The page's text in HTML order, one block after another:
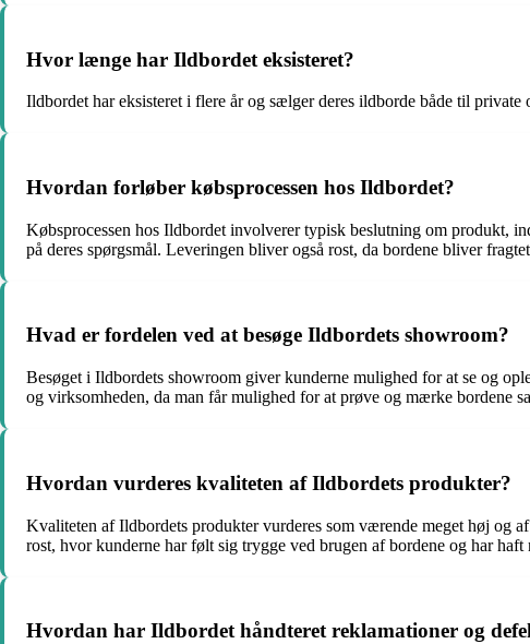
Hvor længe har Ildbordet eksisteret?
Ildbordet har eksisteret i flere år og sælger deres ildborde både til
Hvordan forløber købsprocessen hos Ildbordet?
Købsprocessen hos Ildbordet involverer typisk beslutning om produkt,
på deres spørgsmål. Leveringen bliver også rost, da bordene bliver
Hvad er fordelen ved at besøge Ildbordets showroom?
Besøget i Ildbordets showroom giver kunderne mulighed for at se og
og virksomheden, da man får mulighed for at prøve og mærke bordene
Hvordan vurderes kvaliteten af Ildbordets produkter?
Kvaliteten af Ildbordets produkter vurderes som værende meget høj og
rost, hvor kunderne har følt sig trygge ved brugen af bordene og har haft
Hvordan har Ildbordet håndteret reklamationer og